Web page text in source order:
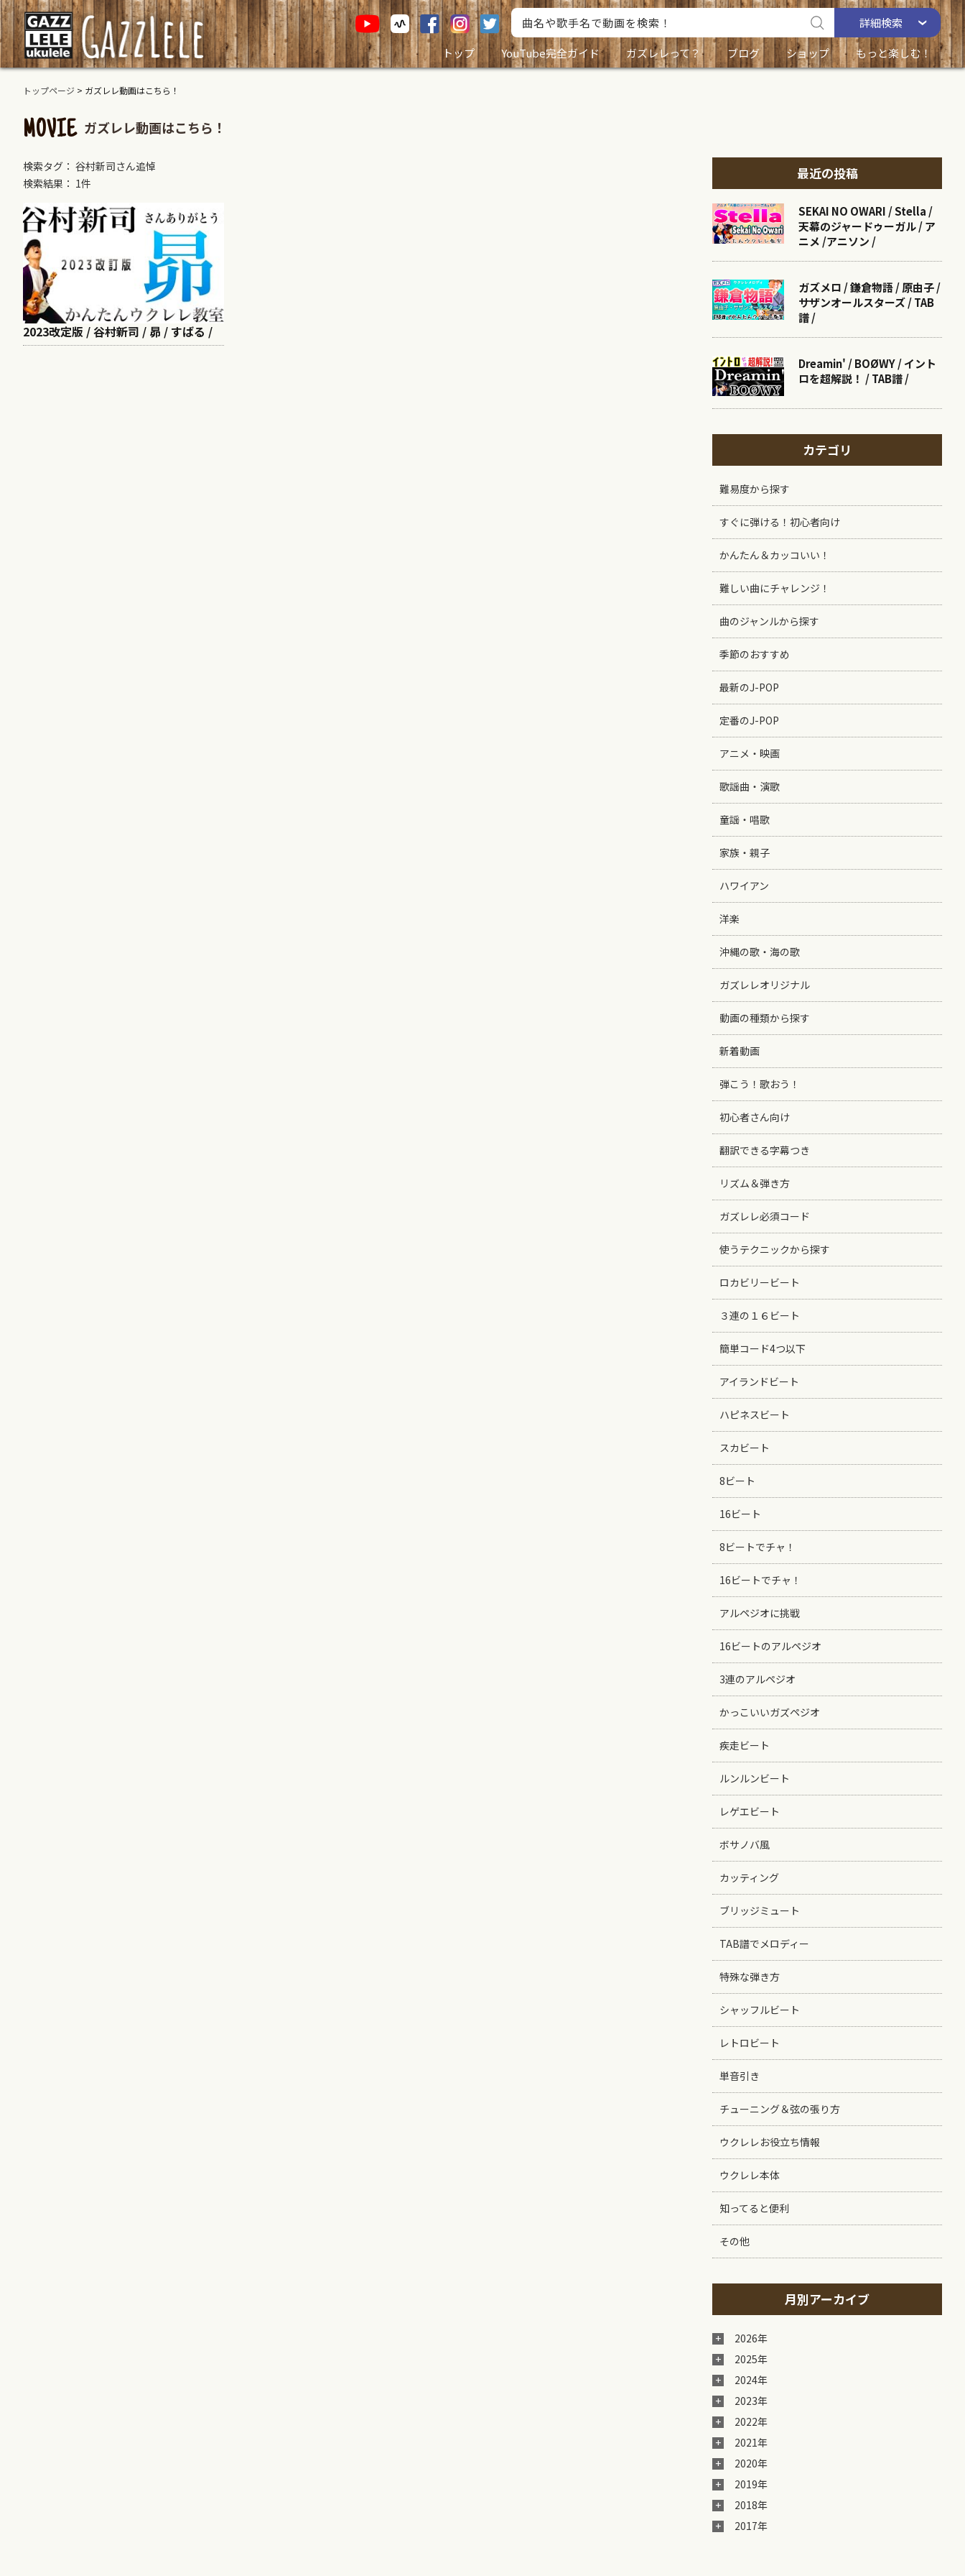
詳細検索
トップ
YouTube完全ガイド ガズレレって？ ブログ ショップ もっと楽しむ！
トップページ > ガズレレ動画はこちら！
MOVIE ガズレレ動画はこちら！
検索タグ： 谷村新司さん追悼
検索結果： 1件
2023改定版 / 谷村新司 / 昴 / すばる /
最近の投稿
SEKAI NO OWARI / Stella /
天幕のジャードゥーガル / ア
ニメ /アニソン /
ガズメロ / 鎌倉物語 / 原由子 /
サザンオールスターズ / TAB
譜 /
Dreamin' / BOØWY / イント
ロを超解説！ / TAB譜 /
カテゴリ
難易度から探す
すぐに弾ける！初心者向け
かんたん＆カッコいい！
難しい曲にチャレンジ！
曲のジャンルから探す
季節のおすすめ
最新のJ-POP
定番のJ-POP
アニメ・映画
歌謡曲・演歌
童謡・唱歌
家族・親子
ハワイアン
洋楽
沖縄の歌・海の歌
ガズレレオリジナル
動画の種類から探す
新着動画
弾こう！歌おう！
初心者さん向け
翻訳できる字幕つき
リズム＆弾き方
ガズレレ必須コード
使うテクニックから探す
ロカビリービート
３連の１６ビート
簡単コード4つ以下
アイランドビート
ハピネスビート
スカビート
8ビート
16ビート
8ビートでチャ！
16ビートでチャ！
アルペジオに挑戦
16ビートのアルペジオ
3連のアルペジオ
かっこいいガズペジオ
疾走ビート
ルンルンビート
レゲエビート
ボサノバ風
カッティング
ブリッジミュート
TAB譜でメロディー
特殊な弾き方
シャッフルビート
レトロビート
単音引き
チューニング＆弦の張り方
ウクレレお役立ち情報
ウクレレ本体
知ってると便利
その他
月別アーカイブ
2026年
2025年
2024年
2023年
2022年
2021年
2020年
2019年
2018年
2017年